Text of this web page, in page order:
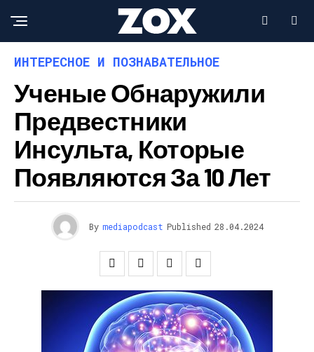
ИНТЕРЕСНОЕ И ПОЗНАВАТЕЛЬНОЕ
Ученые Обнаружили
Предвестники
Инсульта, Которые
Появляются За 10 Лет
By mediapodcast Published 28.04.2024